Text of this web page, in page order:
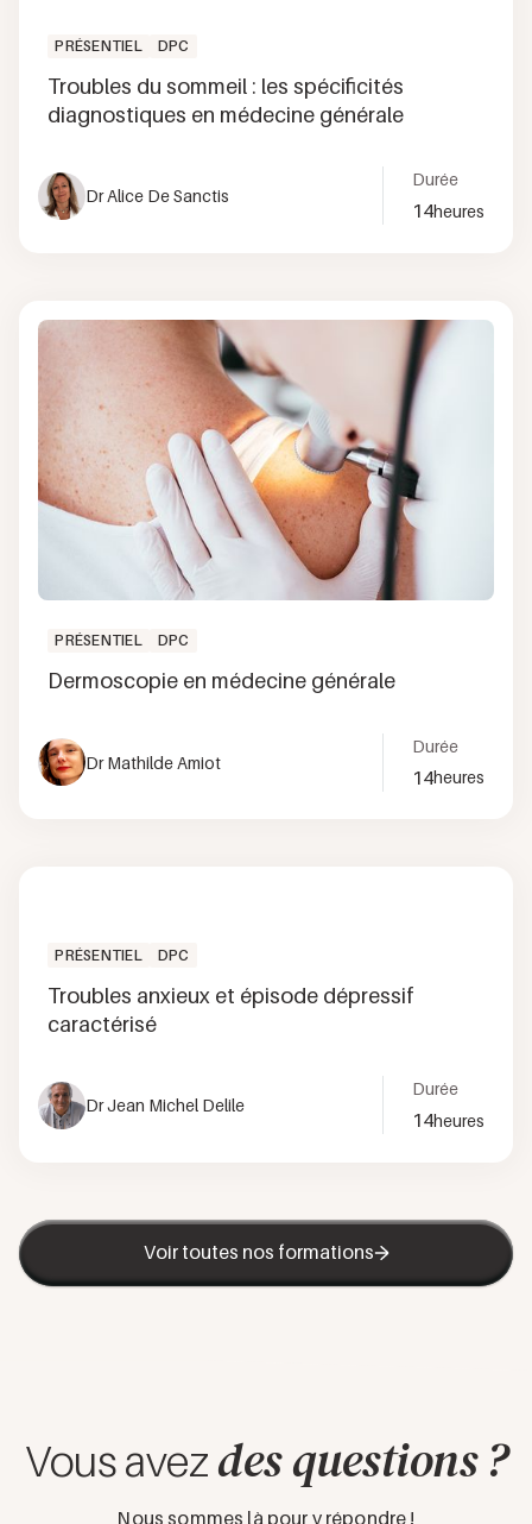
PRÉSENTIEL DPC
Troubles du sommeil : les spécificités
diagnostiques en médecine générale
Dr Alice De Sanctis
Durée
14heures
PRÉSENTIEL DPC
Dermoscopie en médecine générale
Dr Mathilde Amiot
Durée
14heures
PRÉSENTIEL DPC
Troubles anxieux et épisode dépressif
caractérisé
Dr Jean Michel Delile
Durée
14heures
Voir toutes nos formations
Vous avez des questions ?
Nous sommes là pour y répondre !